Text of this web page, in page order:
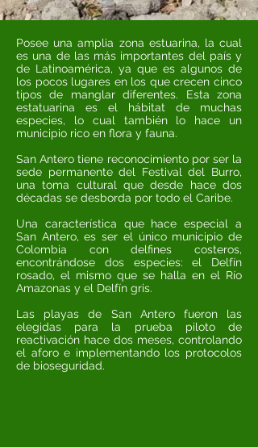
Posee una amplia zona estuarina, la cual
es una de las más importantes del país y
de Latinoamérica, ya que es algunos de
los pocos lugares en los que crecen cinco
tipos de manglar diferentes. Esta zona
estatuarina es el hábitat de muchas
especies, lo cual también lo hace un
municipio rico en flora y fauna.
San Antero tiene reconocimiento por ser la
sede permanente del Festival del Burro,
una toma cultural que desde hace dos
décadas se desborda por todo el Caribe.
Una característica que hace especial a
San Antero, es ser el único municipio de
Colombia con delfines costeros,
encontrándose dos especies: el Delfín
rosado, el mismo que se halla en el Río
Amazonas y el Delfín gris.
Las playas de San Antero fueron las
elegidas para la prueba piloto de
reactivación hace dos meses, controlando
el aforo e implementando los protocolos
de bioseguridad.